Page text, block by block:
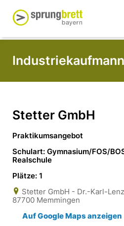
Stetter GmbH
Praktikumsangebot
Schulart: Gymnasium/FOS/
Realschule
Plätze: 1
Stetter GmbH - Dr.-Karl-
87700 Memmingen
Auf Google Maps anzeigen